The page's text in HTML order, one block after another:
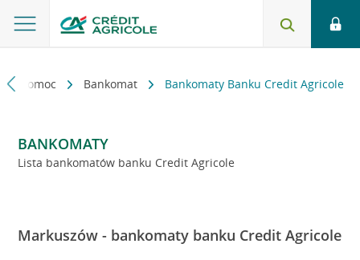
i pomoc Bankomat Bankomaty Banku Credit Agricole
BANKOMATY
Lista bankomatów banku Credit Agricole
Markuszów - bankomaty banku Credit Agricole